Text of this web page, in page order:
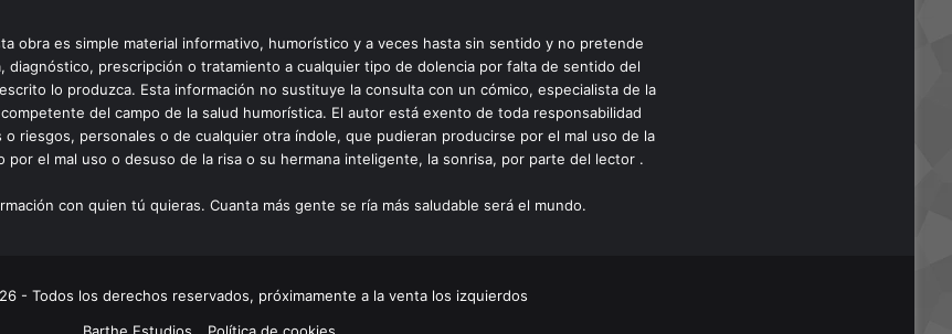
obra es simple material informativo, humorístico y a veces hasta sin sentido y no pretende
diagnóstico, prescripción o tratamiento a cualquier tipo de dolencia por falta de sentido del
lo produzca. Esta información no sustituye la consulta con un cómico, especialista de la
del campo de la salud humorística. El autor está exento de toda responsabilidad
riesgos, personales o de cualquier otra índole, que pudieran producirse por el mal uso de la
por el mal uso o desuso de la risa o su hermana inteligente, la sonrisa, por parte del lector .
con quien tú quieras. Cuanta más gente se ría más saludable será el mundo.
- Todos los derechos reservados, próximamente a la venta los izquierdos